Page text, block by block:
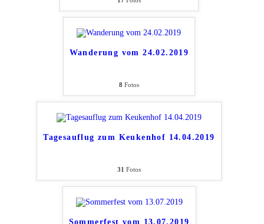
Wanderung vom 24.02.2019
8 Fotos
Tagesauflug zum Keukenhof 14.04.2019
31 Fotos
Sommerfest vom 13.07.2019